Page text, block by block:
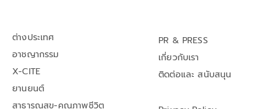
ต่างประเทศ
อาชญากรรม
X-CITE
ยานยนต์
สาธารณสุข-คุณภาพชีวิต
PR & PRESS
เกี่ยวกับเรา
ติดต่อและ สนับสนุน